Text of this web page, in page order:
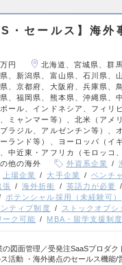
・セールス】海外
円
北海道、宮城県、群
、新潟県、富山県、石川県、
、京都府、大阪府、兵庫県、
、福岡県、熊本県、沖縄県、
ール、インドネシア、フィリ
ミャンマー等）、北米（アメ
ラジル、アルゼンチン等）、
ランド等）、ヨーロッパ（イ
中近東・アフリカ（モロッコ
他の海外
外資系企業
上場企業 大手企業 ベンチ
張 海外折衝 英語力が必要
ポテンシャル採用（未経験可）
ティブ制度 ストックオプシ
ーク可能 MBA・留学支援制度
の図面管理／受発注SaaSプロダク
ス活動 ・海外拠点のセールス機能/